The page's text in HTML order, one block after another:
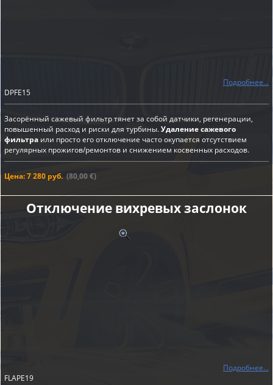
Подробнее...
DPFE15
Засорённый сажевый фильтр тянет за собой датчики, регенерации,
повышенный расход и риски для турбины.Удаление сажевого
фильтра или просто его отключение часто окупается отсутствием
регулярных прожигов/ремонтов и снижением косвенных расходов.
Цена: 7 280 руб. (80,00 €)
Отключение вихревых заслонок
Подробнее...
FLAPE19